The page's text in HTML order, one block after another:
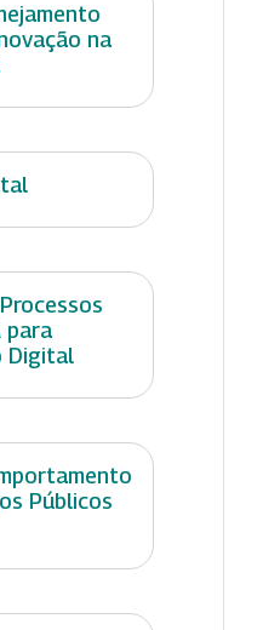
na
para
Digital
Públicos